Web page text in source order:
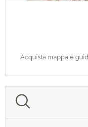
Acquista mappa e